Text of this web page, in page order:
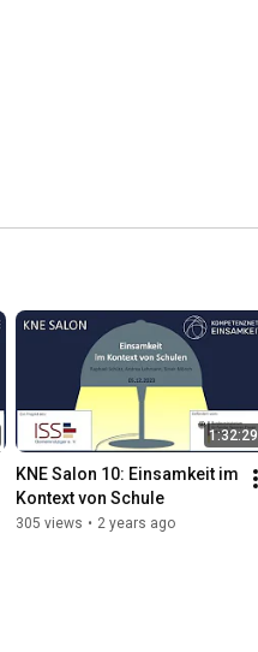
1:32:29
KNE Salon 10: Einsamkeit im
Kontext von Schule
305 views • 2 years ago